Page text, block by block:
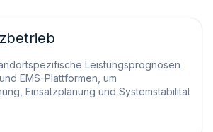
Leistungsprognosen
EMS-Plattformen, um
Einsatzplanung und Systemstabilität